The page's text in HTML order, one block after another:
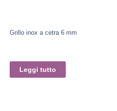
Grillo inox a cetra 6 mm
Leggi tutto